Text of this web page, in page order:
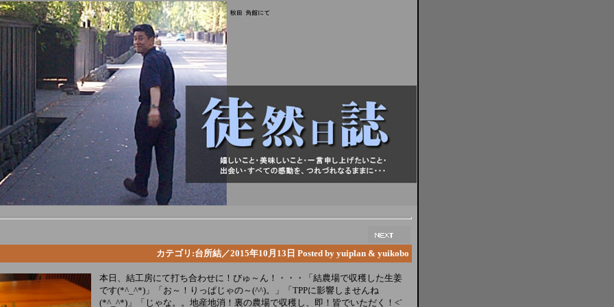
カテゴリ:台所結／2015年10月13日 Posted by yuiplan & yuikobo
本日、結工房にて打ち合わせに！びゅ～ん！・・・「結農場で収穫した生姜
です(*^_^*)」「お～！りっぱじゃの～(^^)。」「TPPに影響しませんね
(*^_^*)」「じゃな。。地産地消！裏の農場で収穫し、即！皆でいただく！<`